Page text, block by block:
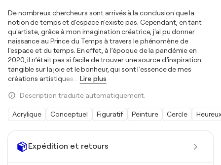
Expédition et retours
De nombreux chercheurs sont arrivés à la conclusion que la
notion de temps et d'espace n'existe pas. Cependant, en tant
qu'artiste, grâce à mon imagination créatrice, j'ai pu donner
naissance au Prince du Temps à travers le phénomène de
l'espace et du temps. En effet, à l’époque de la pandémie en
2020, il n’était pas si facile de trouver une source d’inspiration
tangible sur la joie et le bonheur, qui sont l’essence de mes
créations artistiques.
Lire plus
Description traduite automatiquement.
Acrylique Conceptuel Figuratif Peinture Cercle